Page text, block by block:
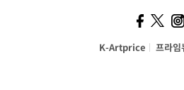
K-Artprice 프라임
시, 스
NFC